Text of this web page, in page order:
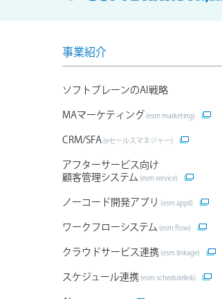
事業紹介
ソフトブレーンのAI戦略
MAマーケティング (esm marketing)
CRM/SFA (eセールスマネジャー)
アフターサービス向け
顧客管理システム (esm service)
ノーコード開発アプリ (esm appli)
ワークフローシステム (esm flow)
クラウドサービス連携 (esm linkage)
スケジュール連携 (esm schedulelink)